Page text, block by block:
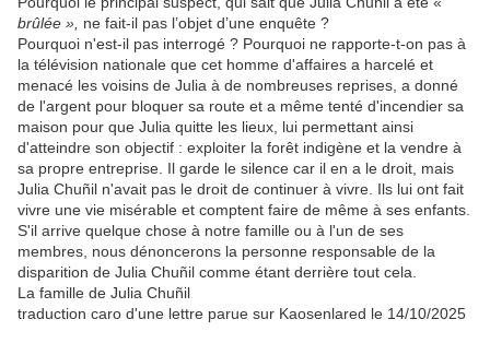
brûlée », ne fait-il pas l’objet d’une enquête ?
Pourquoi n'est-il pas interrogé ? Pourquoi ne rapporte-t-on pas à
la télévision nationale que cet homme d'affaires a harcelé et
menacé les voisins de Julia à de nombreuses reprises, a donné
de l'argent pour bloquer sa route et a même tenté d'incendier sa
maison pour que Julia quitte les lieux, lui permettant ainsi
d'atteindre son objectif : exploiter la forêt indigène et la vendre à
sa propre entreprise. Il garde le silence car il en a le droit, mais
Julia Chuñil n'avait pas le droit de continuer à vivre. Ils lui ont fait
vivre une vie misérable et comptent faire de même à ses enfants.
S'il arrive quelque chose à notre famille ou à l'un de ses
membres, nous dénoncerons la personne responsable de la
disparition de Julia Chuñil comme étant derrière tout cela.
La famille de Julia Chuñil
traduction caro d'une lettre parue sur Kaosenlared le 14/10/2025